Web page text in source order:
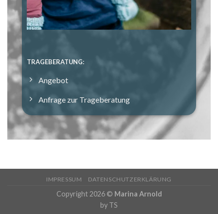
TRAGEBERATUNG:
Angebot
Anfrage zur Trageberatung
IMPRESSUM DATENSCHUTZERKLÄRUNG
Copyright 2026 © Marina Arnold
by TS